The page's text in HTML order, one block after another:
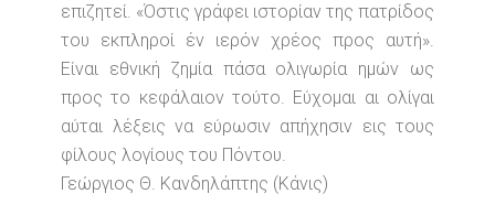
επιζητεί. «Όστις γράφει ιστορίαν της πατρίδος
του εκπληροί έν ιερόν χρέος προς αυτή».
Είναι εθνική ζημία πάσα ολιγωρία ημών ως
προς το κεφάλαιον τούτο. Εύχομαι αι ολίγαι
αύται λέξεις να εύρωσιν απήχησιν εις τους
φίλους λογίους του Πόντου.
Γεώργιος Θ. Κανδηλάπτης (Κάνις)